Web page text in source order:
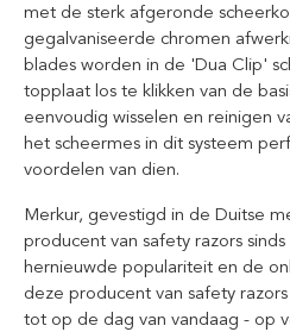
met de sterk afgeronde
gegalvaniseerde chromen
blades worden in de 'Dua Clip'
topplaat los te klikken van de
eenvoudig wisselen en reinigen
het scheermes in dit systeem
voordelen van dien.
Merkur, gevestigd in de Duitse
producent van safety razors sinds
hernieuwde populariteit en de
deze producent van safety
tot op de dag van vandaag - op